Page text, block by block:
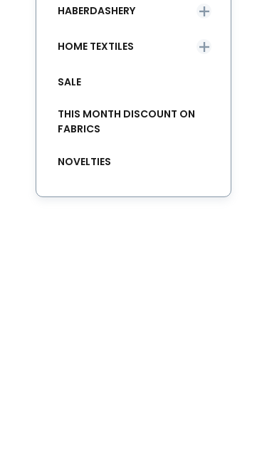
HABERDASHERY
HOME TEXTILES
SALE
THIS MONTH DISCOUNT ON
FABRICS
NOVELTIES